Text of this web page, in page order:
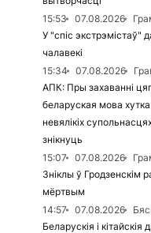
15:53
07.08.2026
У "спіс экстрэмістаў"
чалавекі
15:34
07.08.2026
АПК: Пры захаванні
беларуская мова
невялікіх
знікнуць
15:07
07.08.2026
Зніклы ў Гродзенскім
мёртвым
14:57
07.08.2026
Беларускія і кітайскія